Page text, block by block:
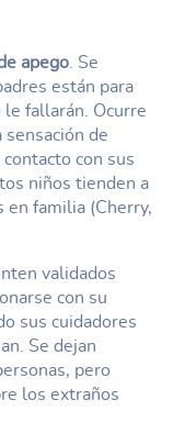
apego . Se
están para
le fallarán. Ocurre
sensación de
con sus
niños tienden a
en familia (Cherry,
validados
con su
sus cuidadores
Se dejan
pero
los extraños